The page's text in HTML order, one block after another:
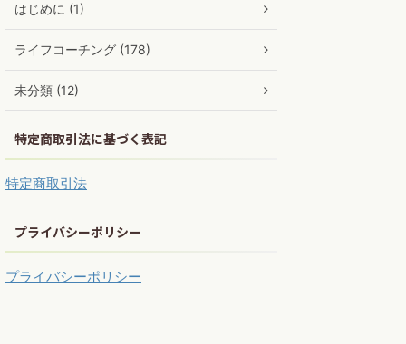
はじめに (1)
ライフコーチング (178)
未分類 (12)
特定商取引法に基づく表記
特定商取引法
プライバシーポリシー
プライバシーポリシー